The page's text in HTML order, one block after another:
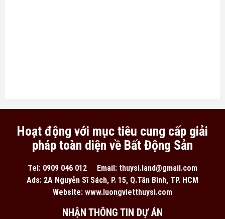
Hoạt động với mục tiêu cung cấp giải
pháp toàn diện về Bất Động Sản
Tel: 0909 046 012 Email: thuysi.land@gmail.com
Ads: 2A Nguyễn Sĩ Sách, P. 15, Q.Tân Bình, TP. HCM
Website: www.luongvietthuysi.com
NHẬN THÔNG TIN DỰ ÁN